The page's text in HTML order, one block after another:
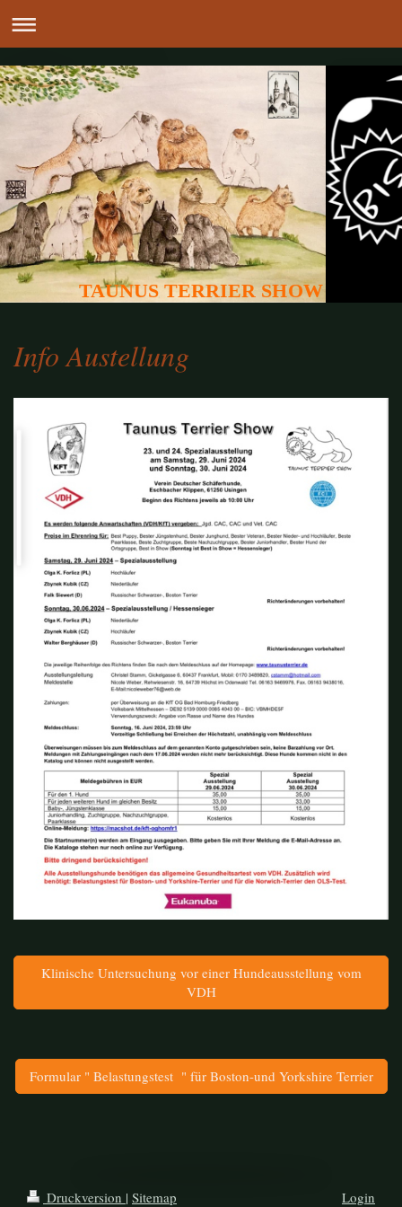
TAUNUS TERRIER SHOW
Info Austellung
Klinische Untersuchung vor einer Hundeausstellung vom
VDH
Formular " Belastungstest " für Boston-und Yorkshire Terrier
Druckversion | Sitemap Login